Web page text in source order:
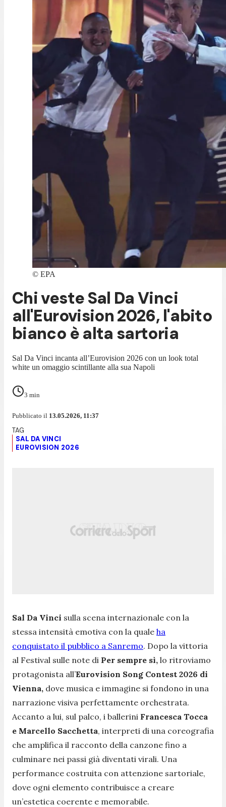
© EPA
Chi veste Sal Da Vinci
all'Eurovision 2026, l'abito
bianco è alta sartoria
Sal Da Vinci incanta all’Eurovision 2026 con un look total
white un omaggio scintillante alla sua Napoli
3 min
Pubblicato il 13.05.2026, 11:37
SAL DA VINCI
EUROVISION 2026
Sal Da Vinci sulla scena internazionale con la
stessa intensità emotiva con la quale ha
conquistato il pubblico a Sanremo. Dopo la vittoria
al Festival sulle note di Per sempre sì, lo ritroviamo
protagonista all’Eurovision Song Contest 2026 di
Vienna, dove musica e immagine si fondono in una
narrazione visiva perfettamente orchestrata.
Accanto a lui, sul palco, i ballerini Francesca Tocca
e Marcello Sacchetta, interpreti di una coreografia
che amplifica il racconto della canzone fino a
culminare nei passi già diventati virali. Una
performance costruita con attenzione sartoriale,
dove ogni elemento contribuisce a creare
un’estetica coerente e memorabile.